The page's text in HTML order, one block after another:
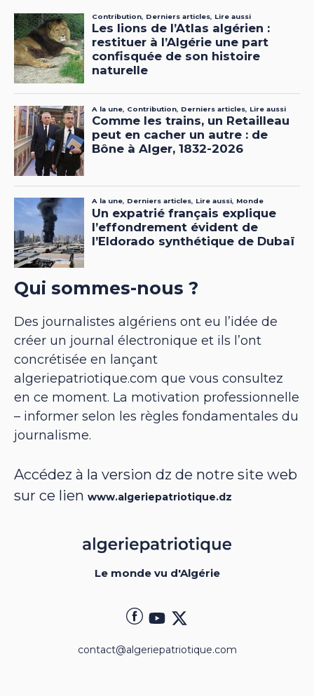
Qui sommes-nous ?
Des journalistes algériens ont eu l’idée de
créer un journal électronique et ils l’ont
concrétisée en lançant
algeriepatriotique.com que vous consultez
en ce moment. La motivation professionnelle
– informer selon les règles fondamentales du
journalisme.
Accédez à la version dz de notre site web
sur ce lien www.algeriepatriotique.dz
Le monde vu d'Algérie
contact@algeriepatriotique.com